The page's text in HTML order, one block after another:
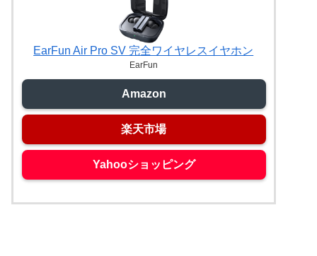
EarFun Air Pro SV 完全ワイヤレスイヤホン
EarFun
Amazon
楽天市場
Yahooショッピング